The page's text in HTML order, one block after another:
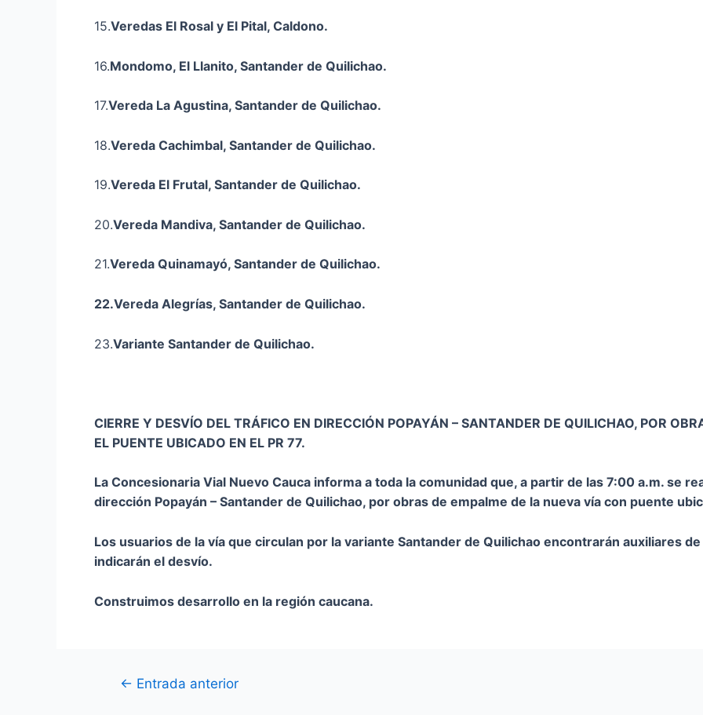
15.Veredas El Rosal y El Pital, Caldono.
16.Mondomo, El Llanito, Santander de Quilichao.
17.Vereda La Agustina, Santander de Quilichao.
18.Vereda Cachimbal, Santander de Quilichao.
19.Vereda El Frutal, Santander de Quilichao.
20.Vereda Mandiva, Santander de Quilichao.
21.Vereda Quinamayó, Santander de Quilichao.
22.Vereda Alegrías, Santander de Quilichao.
23.Variante Santander de Quilichao.
CIERRE Y DESVÍO DEL TRÁFICO EN DIRECCIÓN POPAYÁN – SANTANDER DE QUILICHAO, POR
EL PUENTE UBICADO EN EL PR 77.
La Concesionaria Vial Nuevo Cauca informa a toda la comunidad que, a partir de las 7:00 a.m. se
dirección Popayán – Santander de Quilichao, por obras de empalme de la nueva vía con puente
Los usuarios de la vía que circulan por la variante Santander de Quilichao encontrarán auxiliares
indicarán el desvío.
Construimos desarrollo en la región caucana.
← Entrada anterior